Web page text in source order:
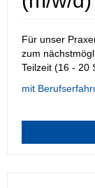
Für unser
zum
Teilzeit (16 - 20
mit